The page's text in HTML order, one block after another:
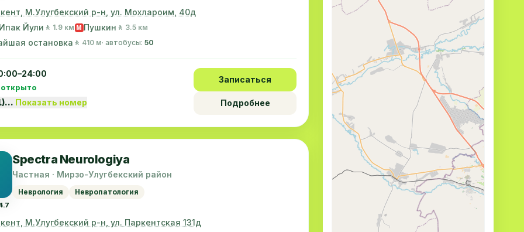
г. Ташкент, М.Улугбекский р-н, ул. Мохлароим, 40д
Йули 🚶 1.9 км M Пушкин 🚶 3.5 км
остановка 🚶 410 м· автобусы: 50
открыто
Показать номер
Записаться
Подробнее
Spectra Neurologiya
Частная · Мирзо-Улугбекский район
Неврология Невропатология
М.Улугбекский р-н, ул. Паркентская 131д